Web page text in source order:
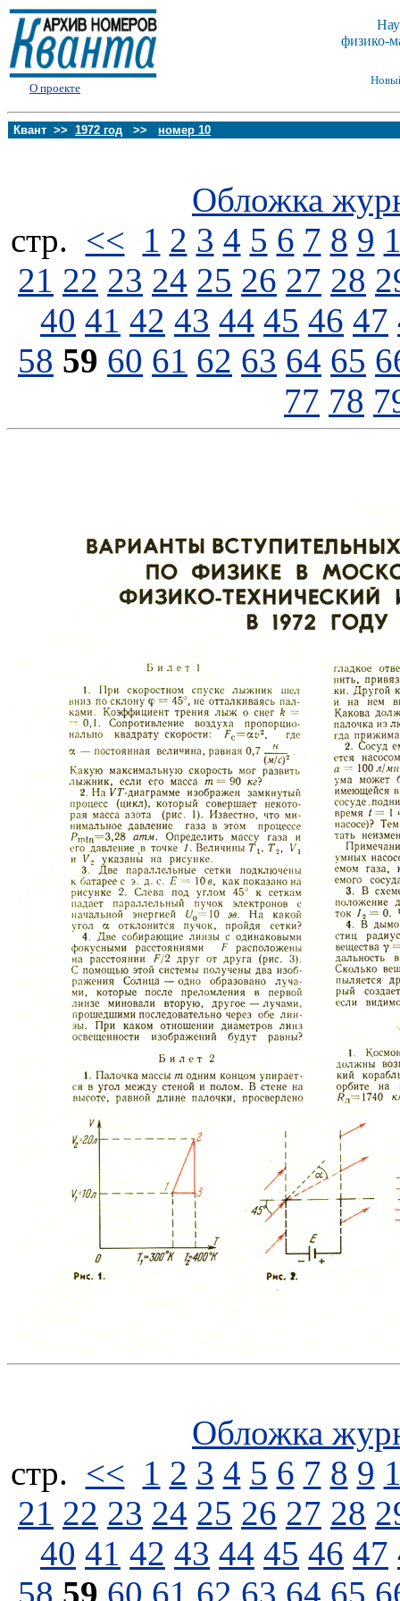
О проекте
физико-
Квант >> 1972 год >> номер 10
Обложка
стp. << 1 2 3 4 5 6 7 8 9
21 22 23 24 25 26 27 28
40 41 42 43 44 45 46 47
58 59 60 61 62 63 64 65
77 78
Обложка
стp. << 1 2 3 4 5 6 7 8 9
21 22 23 24 25 26 27 28
40 41 42 43 44 45 46 47